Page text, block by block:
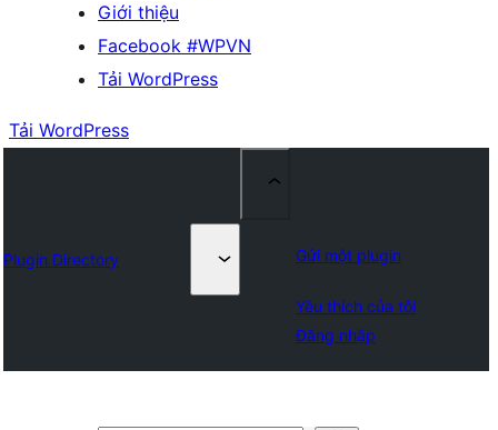
Giới thiệu
Facebook #WPVN
Tải WordPress
Tải WordPress
Plugin Directory Gửi một plugin
Yêu thích của tôi
Đăng nhập